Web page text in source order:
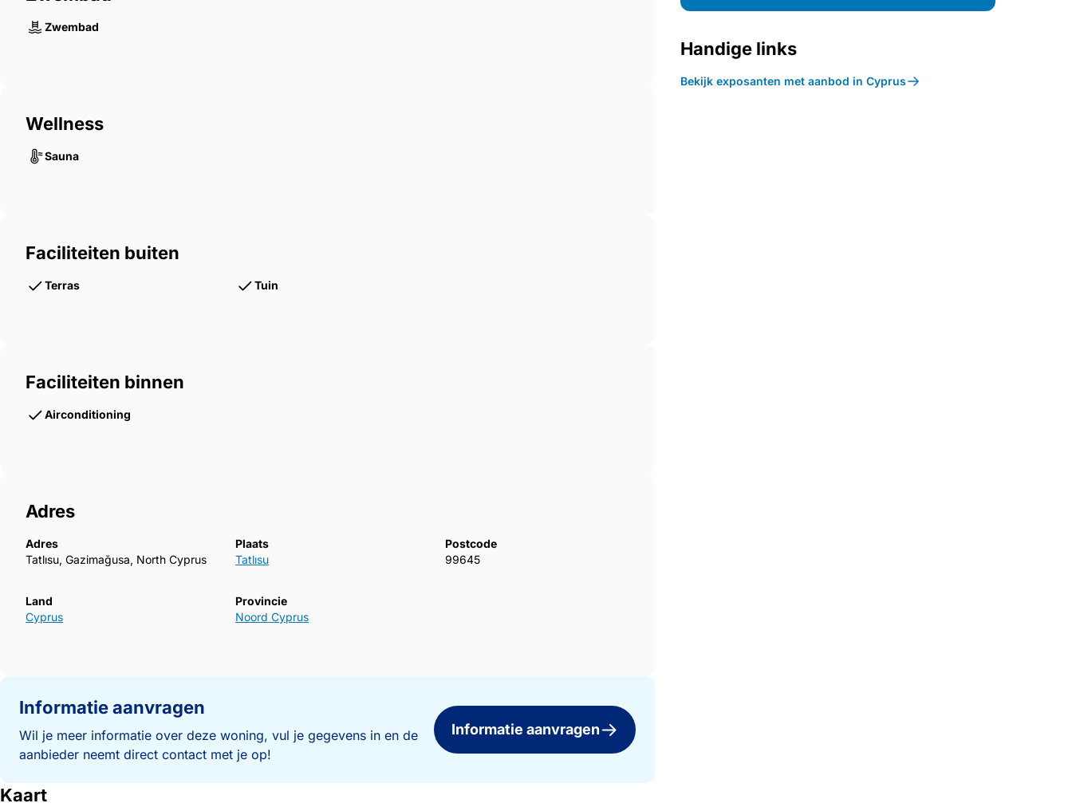
Zwembad
Wellness
Sauna
Faciliteiten buiten
Terras Tuin
Faciliteiten binnen
Airconditioning
Adres
Adres
Tatlısu, Gazimağusa, North Cyprus
Plaats
Tatlısu
Postcode
99645
Land
Cyprus
Provincie
Noord Cyprus
Informatie aanvragen
Wil je meer informatie over deze woning, vul je gegevens in en de
aanbieder neemt direct contact met je op!
Informatie aanvragen
Kaart
Handige links
Bekijk exposanten met aanbod in Cyprus